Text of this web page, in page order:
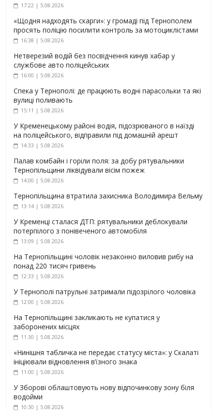
17:22 | 5.08.2026
«Щодня надходять скарги»: у громаді під Тернополем
просять поліцію посилити контроль за мотоциклістами
16:38 | 5.08.2026
Нетверезий водій без посвідчення кинув хабар у
службове авто поліцейських
16:00 | 5.08.2026
Спека у Тернополі: де працюють водні парасольки та які
вулиці поливають
15:11 | 5.08.2026
У Кременецькому районі водія, підозрюваного в наїзді
на поліцейського, відправили під домашній арешт
14:33 | 5.08.2026
Палав комбайн і горіли поля: за добу рятувальники
Тернопільщини ліквідували вісім пожеж
14:00 | 5.08.2026
Тернопільщина втратила захисника Володимира Вельму
13:14 | 5.08.2026
У Кременці сталася ДТП: рятувальники деблокували
потерпілого з понівеченого автомобіля
13:09 | 5.08.2026
На Тернопільщині чоловік незаконно виловив рибу на
понад 220 тисяч гривень
12:33 | 5.08.2026
У Тернополі патрульні затримали підозрілого чоловіка
12:00 | 5.08.2026
На Тернопільщині закликають не купатися у
заборонених місцях
11:30 | 5.08.2026
«Нинішня табличка не передає статусу міста»: у Скалаті
ініціювали відновлення в’їзного знака
11:00 | 5.08.2026
У Зборові облаштовують нову відпочинкову зону біля
водойми
10:30 | 5.08.2026